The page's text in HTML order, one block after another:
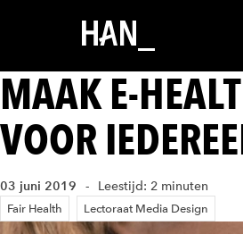
MAAK E-
VOOR
03 juni 2019 Leestijd: 2 minuten
Fair Health Lectoraat Media Design